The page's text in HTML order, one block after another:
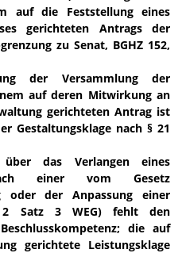
auf die Feststellung eines
gerichteten Antrags der
zu Senat, BGHZ 152,
der Versammlung der
auf deren Mitwirkung an
gerichteten Antrag ist
Gestaltungsklage nach § 21
das Verlangen eines
einer vom Gesetz
oder der Anpassung einer
2 Satz 3 WEG) fehlt den
die auf
gerichtete Leistungsklage